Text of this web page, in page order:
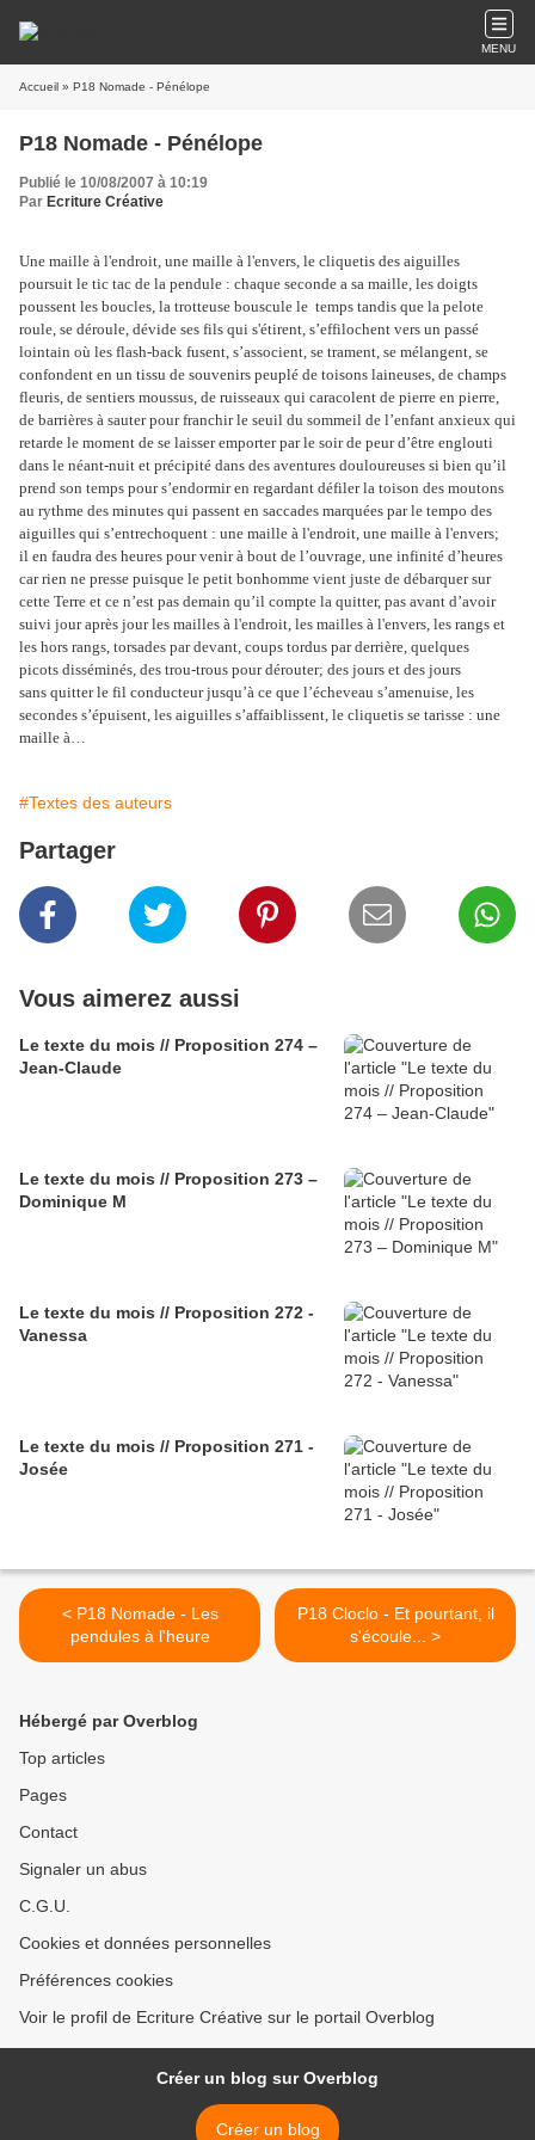
MENU
Accueil » P18 Nomade - Pénélope
P18 Nomade - Pénélope
Publié le 10/08/2007 à 10:19
Par Ecriture Créative
Une maille à l'endroit, une maille à l'envers, le cliquetis des aiguilles
poursuit le tic tac de la pendule : chaque seconde a sa maille, les doigts
poussent les boucles, la trotteuse bouscule le temps tandis que la pelote
roule, se déroule, dévide ses fils qui s'étirent, s’effilochent vers un passé
lointain où les flash-back fusent, s’associent, se trament, se mélangent, se
confondent en un tissu de souvenirs peuplé de toisons laineuses, de champs
fleuris, de sentiers moussus, de ruisseaux qui caracolent de pierre en pierre,
de barrières à sauter pour franchir le seuil du sommeil de l’enfant anxieux qui
retarde le moment de se laisser emporter par le soir de peur d’être englouti
dans le néant-nuit et précipité dans des aventures douloureuses si bien qu’il
prend son temps pour s’endormir en regardant défiler la toison des moutons
au rythme des minutes qui passent en saccades marquées par le tempo des
aiguilles qui s’entrechoquent : une maille à l'endroit, une maille à l'envers;
il en faudra des heures pour venir à bout de l’ouvrage, une infinité d’heures
car rien ne presse puisque le petit bonhomme vient juste de débarquer sur
cette Terre et ce n’est pas demain qu’il compte la quitter, pas avant d’avoir
suivi jour après jour les mailles à l'endroit, les mailles à l'envers, les rangs et
les hors rangs, torsades par devant, coups tordus par derrière, quelques
picots disséminés, des trou-trous pour dérouter; des jours et des jours
sans quitter le fil conducteur jusqu’à ce que l’écheveau s’amenuise, les
secondes s’épuisent, les aiguilles s’affaiblissent, le cliquetis se tarisse : une
maille à…
#Textes des auteurs
Partager
Vous aimerez aussi
Le texte du mois // Proposition 274 –
Jean-Claude
Le texte du mois // Proposition 273 –
Dominique M
Le texte du mois // Proposition 272 -
Vanessa
Le texte du mois // Proposition 271 -
Josée
< P18 Nomade - Les
pendules à l'heure
P18 Cloclo - Et pourtant, il
s'écoule... >
Hébergé par Overblog
Top articles
Pages
Contact
Signaler un abus
C.G.U.
Cookies et données personnelles
Préférences cookies
Voir le profil de Ecriture Créative sur le portail Overblog
Créer un blog sur Overblog
Créer un blog